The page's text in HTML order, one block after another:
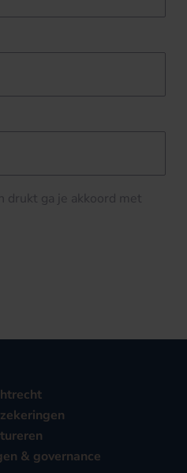
drukt ga je akkoord met
& governance